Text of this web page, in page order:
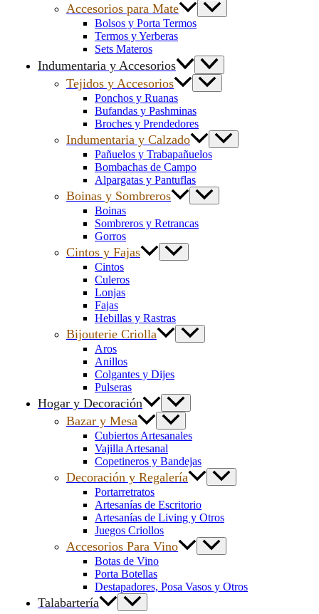
Accesorios para Mate
Bolsos y Porta Termos
Termos y Yerberas
Sets Materos
Indumentaria y Accesorios
Tejidos y Accesorios
Ponchos y Ruanas
Bufandas y Pashminas
Broches y Prendedores
Indumentaria y Calzado
Pañuelos y Trabapañuelos
Bombachas de Campo
Alpargatas y Pantuflas
Boinas y Sombreros
Boinas
Sombreros y Retrancas
Gorros
Cintos y Fajas
Cintos
Culeros
Lonjas
Fajas
Hebillas y Rastras
Bijouterie Criolla
Aros
Anillos
Colgantes y Dijes
Pulseras
Hogar y Decoración
Bazar y Mesa
Cubiertos Artesanales
Vajilla Artesanal
Copetineros y Bandejas
Decoración y Regalería
Portarretratos
Artesanías de Escritorio
Artesanías de Living y Otros
Juegos Criollos
Accesorios Para Vino
Botas de Vino
Porta Botellas
Destapadores, Posa Vasos y Otros
Talabartería